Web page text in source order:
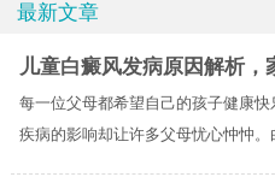
最新文章
儿童白癜风发病原因解析，
每一位父母都希望自己的孩子健康
疾病的影响却让许多父母忧心忡忡。